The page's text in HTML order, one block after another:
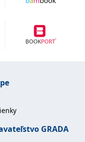
GRADA